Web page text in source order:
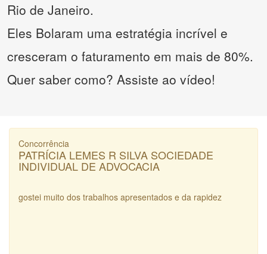
Rio de Janeiro.
Eles Bolaram uma estratégia incrível e
cresceram o faturamento em mais de 80%.
Quer saber como? Assiste ao vídeo!
Concorrência
PATRÍCIA LEMES R SILVA SOCIEDADE
INDIVIDUAL DE ADVOCACIA
gostei muito dos trabalhos apresentados e da rapidez